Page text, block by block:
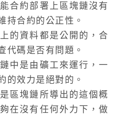
能合約部署上區塊鏈沒有
持合約的公正性。
上的資料都是公開的，合
代碼是否有問題。
鏈中是由礦工來運行，一
的效力是絕對的。
是區塊鏈所導出的這個概
在沒有任何外力下，做